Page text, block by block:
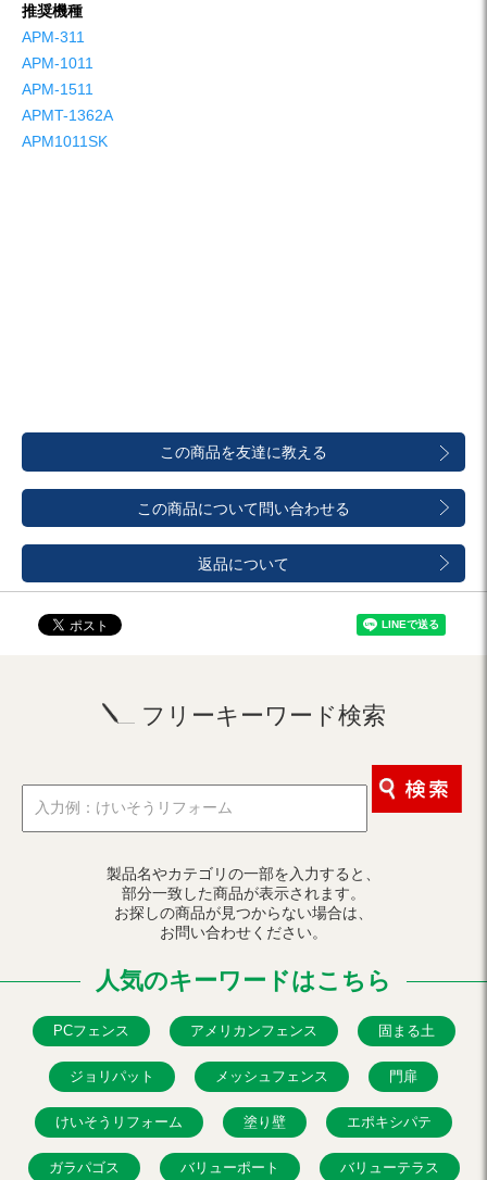
推奨機種
APM-311
APM-1011
APM-1511
APMT-1362A
APM1011SK
この商品を友達に教える
この商品について問い合わせる
返品について
フリーキーワード検索
製品名やカテゴリの一部を入力すると、
部分一致した商品が表示されます。
お探しの商品が見つからない場合は、
お問い合わせください。
人気のキーワードはこちら
PCフェンス アメリカンフェンス 固まる土
ジョリパット メッシュフェンス 門扉
けいそうリフォーム 塗り壁 エポキシパテ
ガラパゴス バリューポート バリューテラス